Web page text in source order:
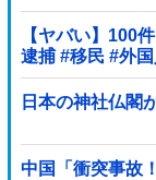
【ヤバい】100
逮捕 #移民 #
日本の神社仏閣
中国「衝突事故